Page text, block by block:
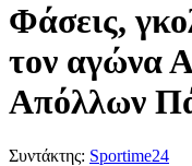
Φάσεις,
τον αγώνα
Απόλλων
Συντάκτης: Sportime24